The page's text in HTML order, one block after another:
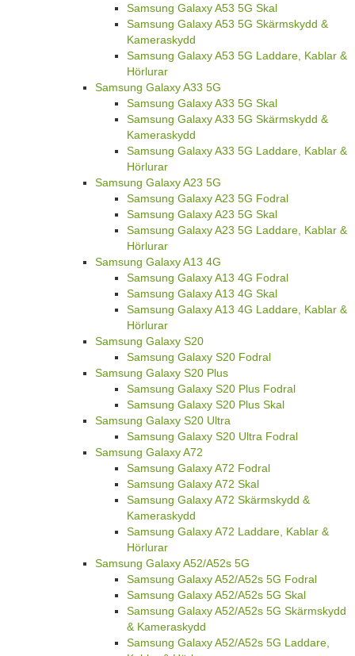
Samsung Galaxy A53 5G Skal
Samsung Galaxy A53 5G Skärmskydd &
Kameraskydd
Samsung Galaxy A53 5G Laddare, Kablar &
Hörlurar
Samsung Galaxy A33 5G
Samsung Galaxy A33 5G Skal
Samsung Galaxy A33 5G Skärmskydd &
Kameraskydd
Samsung Galaxy A33 5G Laddare, Kablar &
Hörlurar
Samsung Galaxy A23 5G
Samsung Galaxy A23 5G Fodral
Samsung Galaxy A23 5G Skal
Samsung Galaxy A23 5G Laddare, Kablar &
Hörlurar
Samsung Galaxy A13 4G
Samsung Galaxy A13 4G Fodral
Samsung Galaxy A13 4G Skal
Samsung Galaxy A13 4G Laddare, Kablar &
Hörlurar
Samsung Galaxy S20
Samsung Galaxy S20 Fodral
Samsung Galaxy S20 Plus
Samsung Galaxy S20 Plus Fodral
Samsung Galaxy S20 Plus Skal
Samsung Galaxy S20 Ultra
Samsung Galaxy S20 Ultra Fodral
Samsung Galaxy A72
Samsung Galaxy A72 Fodral
Samsung Galaxy A72 Skal
Samsung Galaxy A72 Skärmskydd &
Kameraskydd
Samsung Galaxy A72 Laddare, Kablar &
Hörlurar
Samsung Galaxy A52/A52s 5G
Samsung Galaxy A52/A52s 5G Fodral
Samsung Galaxy A52/A52s 5G Skal
Samsung Galaxy A52/A52s 5G Skärmskydd
& Kameraskydd
Samsung Galaxy A52/A52s 5G Laddare,